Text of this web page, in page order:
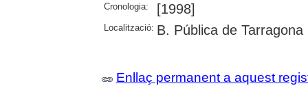
Cronologia: [1998]
Localització: B. Pública de Tarragona
Enllaç permanent a aquest